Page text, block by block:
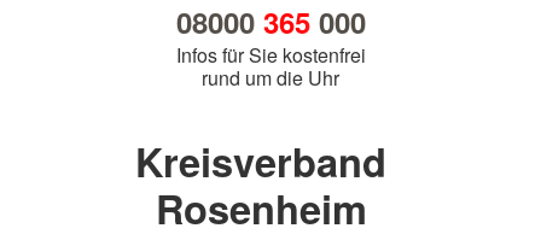
08000 365000
Infos für Sie kostenfrei
rund um die Uhr
Kreisverband
Rosenheim